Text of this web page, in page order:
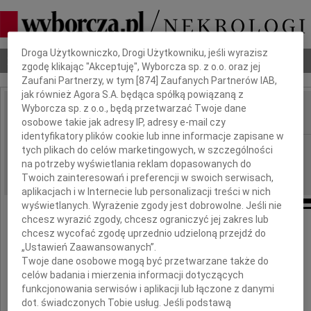
Nekrologi Odeszli Poradnik pogrzebowy
IMIĘ I NAZWISKO:
REGION: Łódź
DATA EMISJI: 01.02.2011
Naszemu Koledze
Zbigniewowi Nicińskiemu
Dbamy o Twoją prywatność
Droga Użytkowniczko, Drogi Użytkowniku, jeśli wyrazisz
zgodę klikając "Akceptuję", Wyborcza sp. z o.o. oraz jej
Zaufani Partnerzy, w tym [874 ] Zaufanych Partnerów IAB,
jak również Agora S.A. będąca spółką powiązaną z
Wyborcza sp. z o.o., będą przetwarzać Twoje dane
osobowe takie jak adresy IP, adresy e-mail czy
identyfikatory plików cookie lub inne informacje zapisane w
tych plikach do celów marketingowych, w szczególności
na potrzeby wyświetlania reklam dopasowanych do
Twoich zainteresowań i preferencji w swoich serwisach,
aplikacjach i w Internecie lub personalizacji treści w nich
wyświetlanych. Wyrażenie zgody jest dobrowolne. Jeśli nie
chcesz wyrazić zgody, chcesz ograniczyć jej zakres lub
chcesz wycofać zgodę uprzednio udzieloną przejdź do
„Ustawień Zaawansowanych”.
Twoje dane osobowe mogą być przetwarzane także do
celów badania i mierzenia informacji dotyczących
funkcjonowania serwisów i aplikacji lub łączone z danymi
dot. świadczonych Tobie usług. Jeśli podstawą